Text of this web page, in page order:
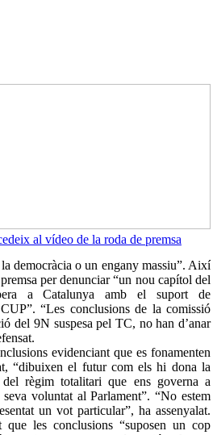
al vídeo de la roda de premsa
democràcia o un engany massiu”. Així
per denunciar “un nou capítol del
a Catalunya amb el suport de
“Les conclusions de la comissió
del 9N suspesa pel TC, no han d’anar
evidenciant que es fonamenten
“dibuixen el futur com els hi dona la
del règim totalitari que ens governa a
voluntat al Parlament”. “No estem
un vot particular”, ha assenyalat.
les conclusions “suposen un cop